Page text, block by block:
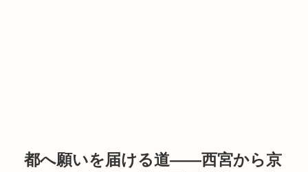
都へ願いを届ける道――西宮から京